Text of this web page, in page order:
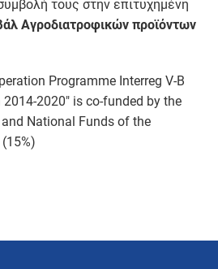
τους στην επιτυχημένη
Αγροδιατροφικών προϊόντων
Programme Interreg V-B
2020" is co-funded by the
National Funds of the